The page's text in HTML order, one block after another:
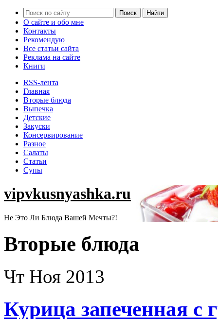
О сайте и обо мне
Контакты
Рекомендую
Все статьи сайта
Реклама на сайте
Книги
RSS-лента
Главная
Вторые блюда
Выпечка
Детские
Закуски
Консервирование
Разное
Салаты
Статьи
Супы
vipvkusnyashka.ru
Не Это Ли Блюда Вашей Мечты?!
Вторые блюда
Чт Ноя 2013
Курица запеченная с